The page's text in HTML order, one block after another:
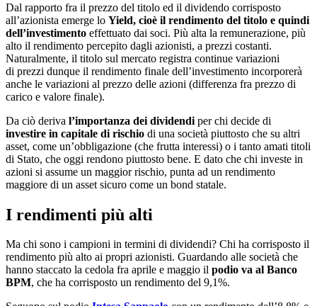
Dal rapporto fra il prezzo del titolo ed il dividendo corrisposto
all’azionista emerge lo Yield, cioè il rendimento del titolo e quindi
dell’investimento effettuato dai soci. Più alta la remunerazione, più
alto il rendimento percepito dagli azionisti, a prezzi costanti.
Naturalmente, il titolo sul mercato registra continue variazioni
di prezzi dunque il rendimento finale dell’investimento incorporerà
anche le variazioni al prezzo delle azioni (differenza fra prezzo di
carico e valore finale).
Da ciò deriva l’importanza dei dividendi per chi decide di
investire in capitale di rischio di una società piuttosto che su altri
asset, come un’obbligazione (che frutta interessi) o i tanto amati titoli
di Stato, che oggi rendono piuttosto bene. E dato che chi investe in
azioni si assume un maggior rischio, punta ad un rendimento
maggiore di un asset sicuro come un bond statale.
I rendimenti più alti
Ma chi sono i campioni in termini di dividendi? Chi ha corrisposto il
rendimento più alto ai propri azionisti. Guardando alle società che
hanno staccato la cedola fra aprile e maggio il podio va al Banco
BPM, che ha corrisposto un rendimento del 9,1%.